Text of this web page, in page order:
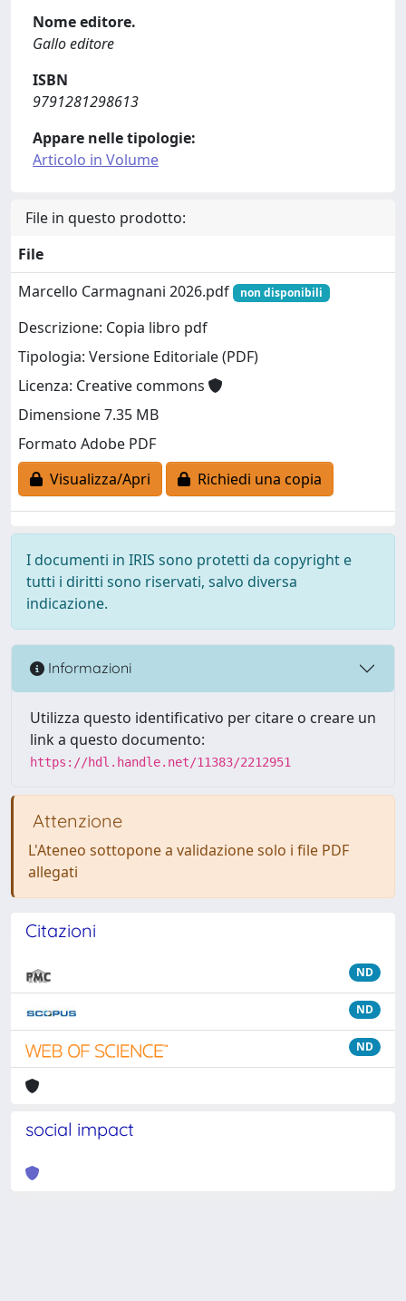
Nome editore.
Gallo editore
ISBN
9791281298613
Appare nelle tipologie:
Articolo in Volume
File in questo prodotto:
File
Marcello Carmagnani 2026.pdf
non disponibili
Descrizione: Copia libro pdf
Tipologia: Versione Editoriale (PDF)
Licenza: Creative commons
Dimensione 7.35 MB
Formato Adobe PDF
Visualizza/Apri
Richiedi una copia
I documenti in IRIS sono protetti da copyright e
tutti i diritti sono riservati, salvo diversa
indicazione.
Informazioni
Utilizza questo identificativo per citare o creare un
link a questo documento:
https://hdl.handle.net/11383/2212951
Attenzione
L'Ateneo sottopone a validazione solo i file PDF
allegati
Citazioni
ND
ND
ND
social impact